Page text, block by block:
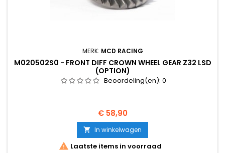
MERK: MCD RACING
M020502S0 - FRONT DIFF CROWN WHEEL GEAR Z32 LSD
(OPTION)
Beoordeling(en): 0
Prijs
€ 58,90
 In winkelwagen
 Laatste items in voorraad